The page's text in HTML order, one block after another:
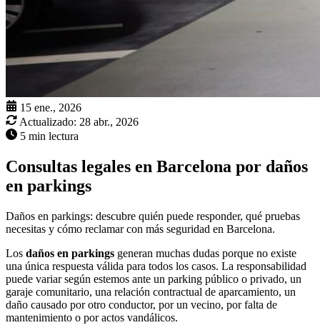
15 ene., 2026
Actualizado: 28 abr., 2026
5 min lectura
Consultas legales en Barcelona por daños
en parkings
Daños en parkings: descubre quién puede responder, qué pruebas
necesitas y cómo reclamar con más seguridad en Barcelona.
Los daños en parkings generan muchas dudas porque no existe
una única respuesta válida para todos los casos. La responsabilidad
puede variar según estemos ante un parking público o privado, un
garaje comunitario, una relación contractual de aparcamiento, un
daño causado por otro conductor, por un vecino, por falta de
mantenimiento o por actos vandálicos.